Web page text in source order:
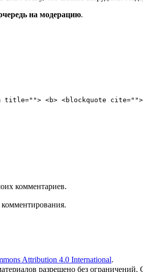
на модерацию.
<b> <blockquote cite="">
комментариев.
комментирования.
Attribution 4.0 International.
разрешено без ограничений.